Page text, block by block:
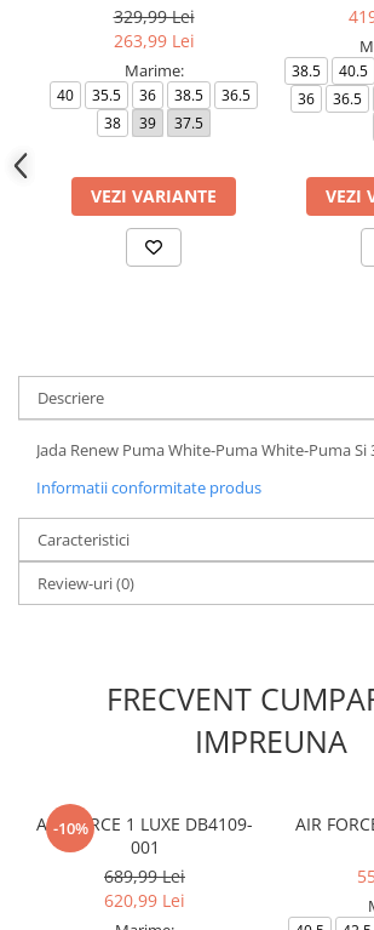
329,99 Lei
263,99 Lei
Marime:
40 35.5 36 38.5
36.5
38
39 37.5
VEZI VARIANTE
38.5 40.5
36
36.5
VEZI
Descriere
Jada Renew Puma White-Puma White-Puma Si
Informatii conformitate produs
Caracteristici
Review-uri(0)
FRECVENT
IMPREUNA
-10%
AIR FORCE 1 LUXE DB4109-
001
689,99 Lei
620,99 Lei
AIR